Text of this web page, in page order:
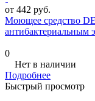
от 442 руб.
Моющее средство
антибактериальным
0
Нет в наличии
Подробнее
Быстрый просмотр